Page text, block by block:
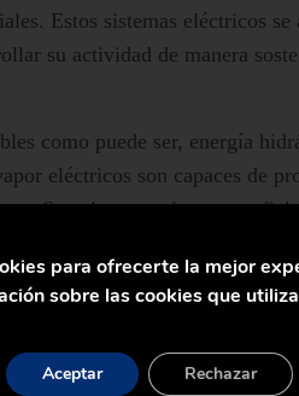
Estos sistemas eléctricos se
su actividad de manera
como puede ser, energía
eléctricos son capaces de
Son sistemas altamente
tras diversos procesos de
para ofrecerte la mejor
sobre las cookies que
Aceptar Rechazar